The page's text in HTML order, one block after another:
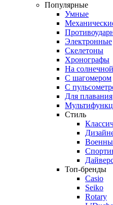
Популярные
Умные
Электронные
Скелетоны
Хронографы
На
С шагомером
С
Для плавания
Стиль
Топ-бренды
Casio
Seiko
Rotary